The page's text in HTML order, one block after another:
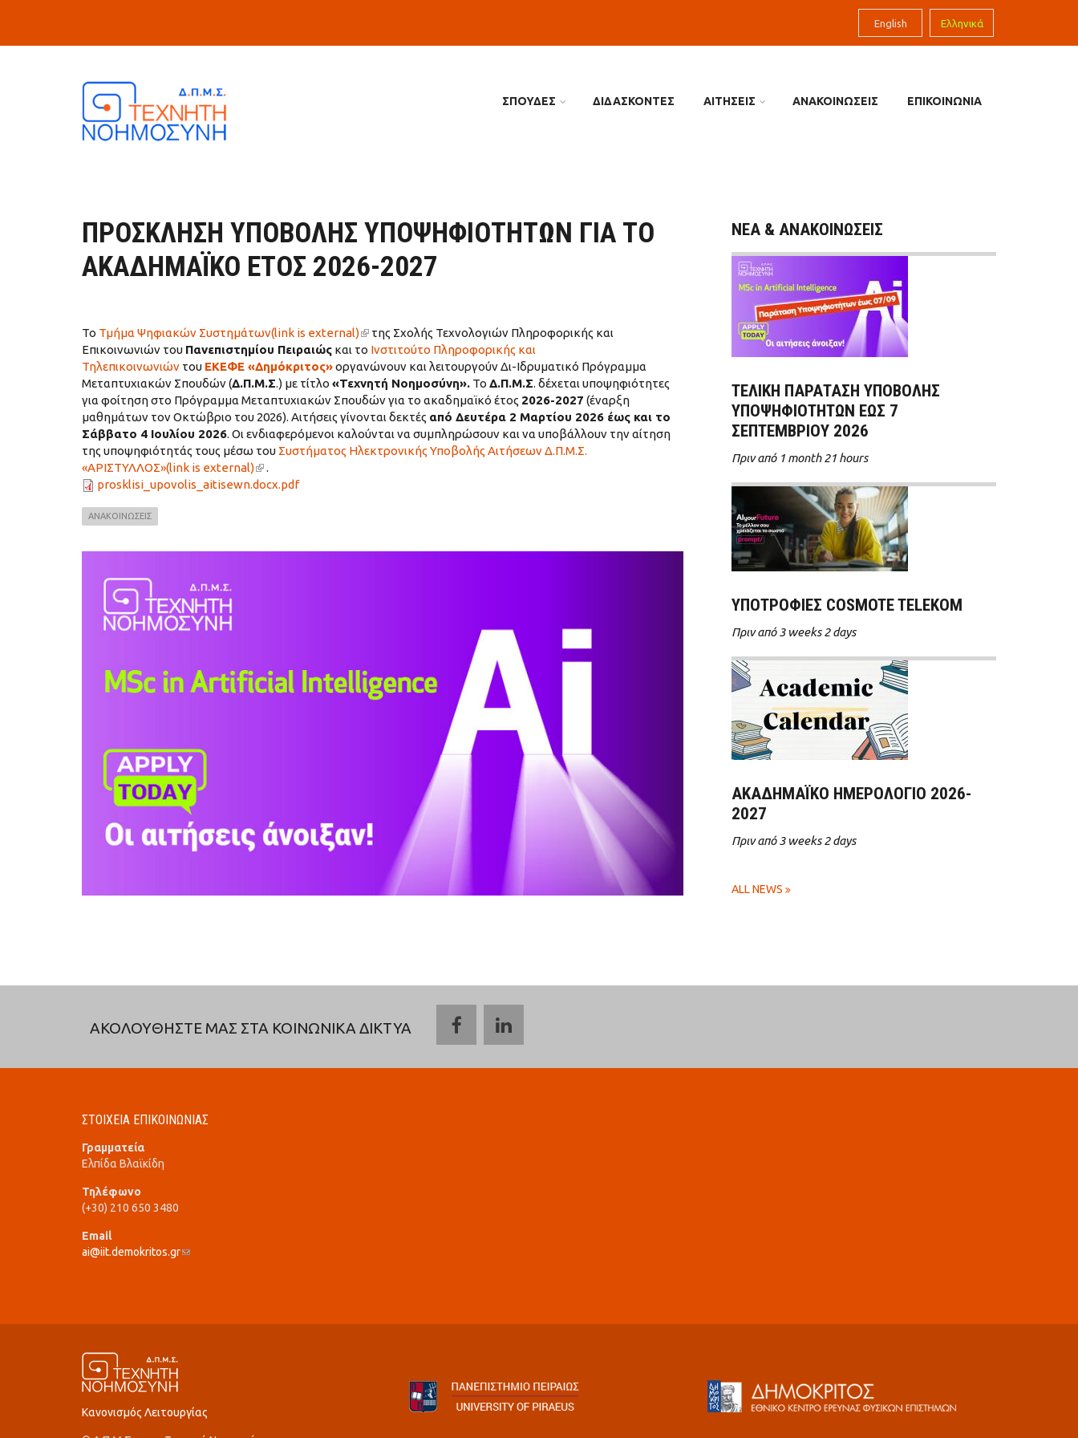
English Ελληνικά
ΣΠΟΥΔΕΣ ΔΙΔΑΣΚΟΝΤΕΣ ΑΙΤΗΣΕΙΣ ΑΝΑΚΟΙΝΩΣΕΙΣ ΕΠΙΚΟΙΝΩΝΙΑ
ΠΡΟΣΚΛΗΣΗ ΥΠΟΒΟΛΗΣ ΥΠΟΨΗΦΙΟΤΗΤΩΝ ΓΙΑ ΤΟ
ΑΚΑΔΗΜΑΪΚΟ ΕΤΟΣ 2026-2027
Το Τμήμα Ψηφιακών Συστημάτων(link is external)(link is external)
της Σχολής Τεχνολογιών Πληροφορικής και
Επικοινωνιών του Πανεπιστημίου Πειραιώς και το Ινστιτούτο Πληροφορικής και
Τηλεπικοινωνιών του ΕΚΕΦΕ «Δημόκριτος»οργανώνουν και λειτουργούν Δι-Ιδρυματικό Πρόγραμμα
Μεταπτυχιακών Σπουδών (Δ.Π.Μ.Σ.) με τίτλο «Τεχνητή Νοημοσύνη». Το Δ.Π.Μ.Σ. δέχεται υποψηφιότητες
για φοίτηση στο Πρόγραμμα Μεταπτυχιακών Σπουδών για το ακαδημαϊκό έτος 2026-2027 (έναρξη
μαθημάτων τον Οκτώβριο του 2026). Αιτήσεις γίνονται δεκτές από Δευτέρα 2 Μαρτίου 2026 έως και το
Σάββατο 4 Ιουλίου 2026. Οι ενδιαφερόμενοι καλούνται να συμπληρώσουν και να υποβάλλουν την αίτηση
της υποψηφιότητάς τους μέσω του Συστήματος Ηλεκτρονικής Υποβολής Αιτήσεων Δ.Π.Μ.Σ.
«ΑΡΙΣΤΥΛΛΟΣ»(link is external)(link is external)
.
prosklisi_upovolis_aitisewn.docx.pdf
ΑΝΑΚΟΙΝΩΣΕΙΣ
ΝΕΑ & ΑΝΑΚΟΙΝΩΣΕΙΣ
ΤΕΛΙΚΗ ΠΑΡΑΤΑΣΗ ΥΠΟΒΟΛΗΣ
ΥΠΟΨΗΦΙΟΤΗΤΩΝ ΕΩΣ 7
ΣΕΠΤΕΜΒΡΙΟΥ 2026
Πριν από 1 month 21 hours
ΥΠΟΤΡΟΦΊΕΣ COSMOTE TELEKOM
Πριν από 3 weeks 2 days
ΑΚΑΔΗΜΑΪΚΌ ΗΜΕΡΟΛΌΓΙΟ 2026-
2027
Πριν από 3 weeks 2 days
ALL NEWS
ΑΚΟΛΟΥΘΗΣΤΕ ΜΑΣ ΣΤΑ ΚΟΙΝΩΝΙΚΑ ΔΙΚΤΥΑ
ΣΤΟΙΧΕΙΑ ΕΠΙΚΟΙΝΩΝΙΑΣ
Γραμματεία
Ελπίδα Βλαϊκίδη
Τηλέφωνο
(+30) 210 650 3480
Email
ai@iit.demokritos.gr(link sends e-mail)
Κανονισμός Λειτουργίας